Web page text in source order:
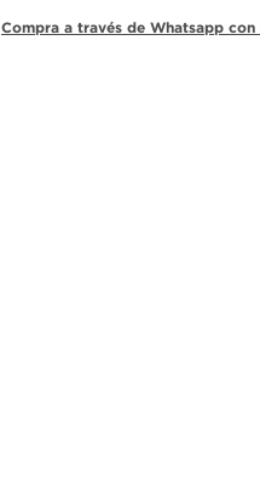
Compra a través de Whatsapp